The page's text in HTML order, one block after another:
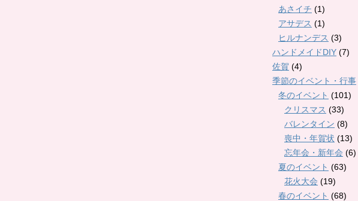
あさイチ (1)
アサデス (1)
ヒルナンデス (3)
ハンドメイドDIY (7)
佐賀 (4)
季節のイベント・行事
冬のイベント (101)
クリスマス (33)
バレンタイン (8)
喪中・年賀状 (13)
忘年会・新年会 (6)
夏のイベント (63)
花火大会 (19)
春のイベント (68)